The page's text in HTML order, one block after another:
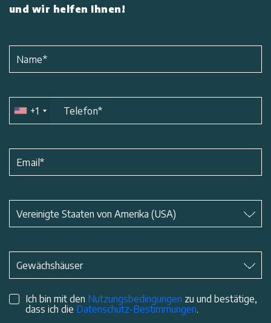
und wir helfen Ihnen!
Name*
+1 Telefon*
Email*
Vereinigte Staaten von Amerika (USA)
*
Gewächshäuser
Ich bin mit den Nutzungsbedingungen zu und bestätige,
dass ich die Datenschutz-Bestimmungen.